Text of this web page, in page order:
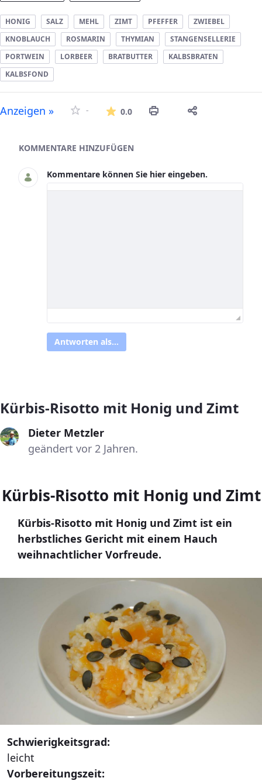
HONIG SALZ MEHL ZIMT PFEFFER
ZWIEBEL
KNOBLAUCH
ROSMARIN THYMIAN
STANGENSELLERIE
PORTWEIN
LORBEER BRATBUTTER
KALBSBRATEN
KALBSFOND
Anzeigen » - 0.0Die durchschnittliche
Asset-Herausgeber
KOMMENTARE HINZUFÜGEN
Kommentare können Sie hier eingeben.
Antworten als...
Kürbis-Risotto mit Honig und Zimt
Dieter Metzler
geändert vor 2 Jahren.
Kürbis-Risotto mit Honig und Zimt
Kürbis-Risotto mit Honig und Zimt ist ein
herbstliches Gericht mit einem Hauch
weihnachtlicher Vorfreude.
Schwierigkeitsgrad:
leicht
Vorbereitungszeit: